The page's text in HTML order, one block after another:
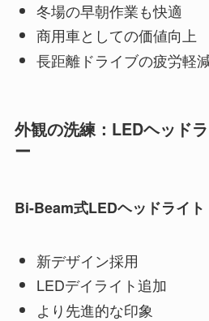
冬場の早朝作業も快適
商用車としての価値向上
長距離ドライブの疲労軽
外観の洗練：LEDヘッド
ー
Bi-Beam式LEDヘッドライト
新デザイン採用
LEDデイライト追加
より先進的な印象